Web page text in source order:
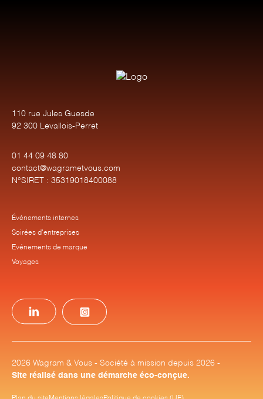
110 rue Jules Guesde
92 300 Levallois-Perret
01 44 09 48 80
contact@wagrametvous.com
N°SIRET : 35319018400088
Événements internes
Soirées d'entreprises
Evénements de marque
Voyages
2026 Wagram & Vous - Société à mission depuis 2026 -
Site réalisé dans une démarche éco-conçue.